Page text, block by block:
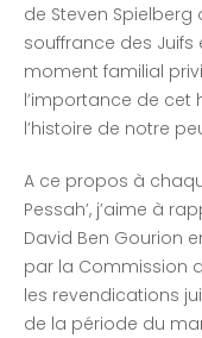
de Steven Spielberg
souffrance des Juifs
moment familial
l’importance de cet
l’histoire de notre
A ce propos à
Pessah’, j’aime à
David Ben Gourion
par la Commission
les revendications
de la période du